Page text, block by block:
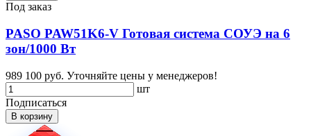
Под заказ
PASO PAW51K6-V Готовая система СОУЭ на 6
зон/1000 Вт
989 100 руб. Уточняйте цены у менеджеров!
шт
Подписаться
В корзину